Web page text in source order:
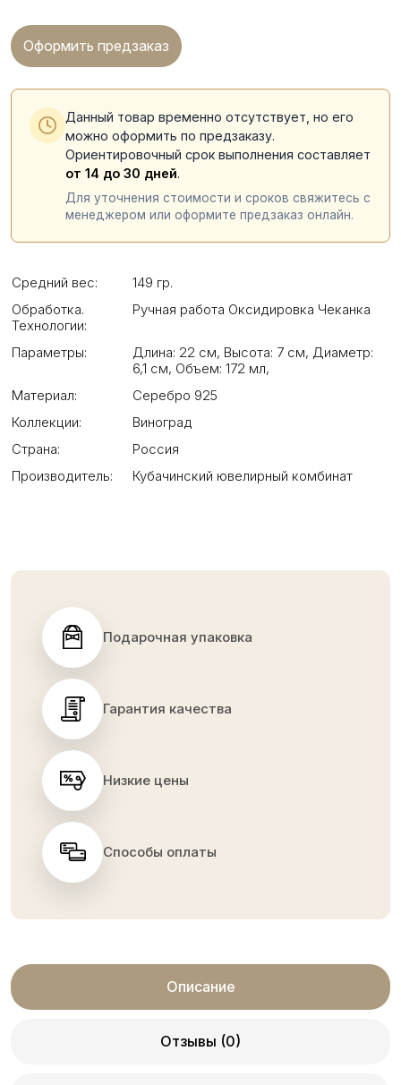
Оформить предзаказ
Данный товар временно отсутствует, но его
можно оформить по предзаказу.
Ориентировочный срок выполнения составляет
от 14 до 30 дней.
Для уточнения стоимости и сроков свяжитесь с
менеджером или оформите предзаказ онлайн.
Средний вес:
149 гр.
Обработка.
Технологии:
Ручная работа Оксидировка Чеканка
Параметры: Длина: 22 см, Высота: 7 см, Диаметр:
6,1 см, Объем: 172 мл,
Материал:
Серебро 925
Коллекции:
Виноград
Страна:
Россия
Производитель:
Кубачинский ювелирный комбинат
Подарочная упаковка
Гарантия качества
Низкие цены
Способы оплаты
Описание
Отзывы (0)